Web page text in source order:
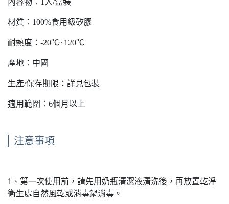
內容物：1入/盒裝
材質：100%食用級矽膠
耐熱度：-20℃~120℃
產地：中國
生產/保存期限：詳見包裝
適用範圍：6個月以上
注意事項
1、第一次使用前，請先用奶瓶清潔液清洗後，再放置乾淨
衛生處自然風乾或消毒鍋消毒。